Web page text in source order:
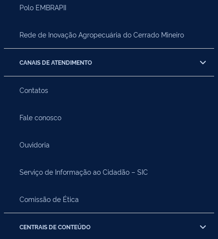
Polo EMBRAPII
Rede de Inovação Agropecuária do Cerrado Mineiro
CANAIS DE ATENDIMENTO
Contatos
Fale conosco
Ouvidoria
Serviço de Informação ao Cidadão – SIC
Comissão de Ética
CENTRAIS DE CONTEÚDO